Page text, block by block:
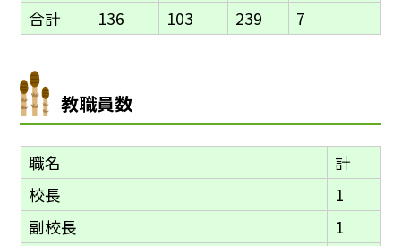
合計
136 103 239 7
教職員数
職名
計
校長
1
副校長
1